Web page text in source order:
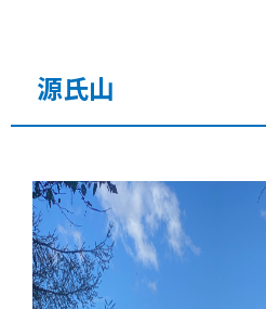
源氏山